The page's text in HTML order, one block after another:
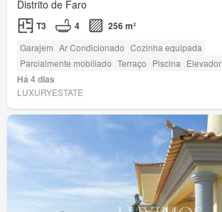
Distrito de Faro
T3 4 256 m²
Garajem Ar Condicionado Cozinha equipada
Parcialmente mobiliado Terraço Piscina Elevador
Há 4 dias
LUXURYESTATE